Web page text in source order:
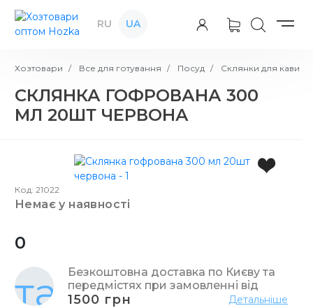
RU UA
Хозтовари Все для готування Посуд Склянки для кави
СКЛЯНКА ГОФРОВАНА 300
МЛ 20ШТ ЧЕРВОНА
Код: 21022
немає у наявності
0
Безкоштовна доставка по Києву та
передмістях при замовленні від
1500 грн Детальніше